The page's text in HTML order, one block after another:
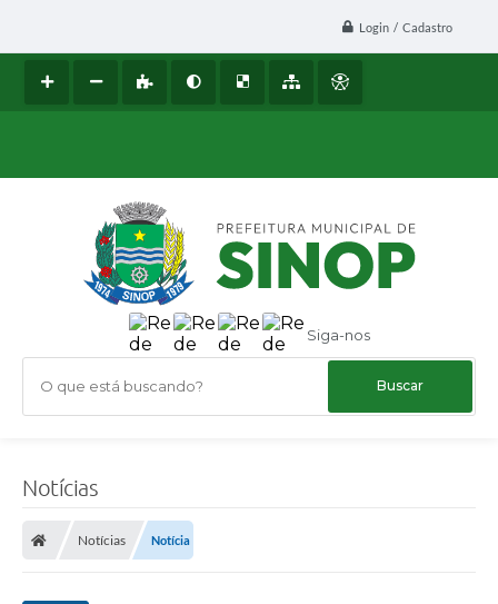
Login / Cadastro
Siga-nos
O que está buscando?
Notícias
Notícias Notícia